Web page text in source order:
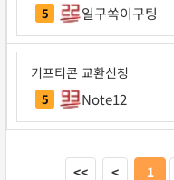
5 일구쏙이구팅
기프티콘 교환신청
5 Note12
<< < 1